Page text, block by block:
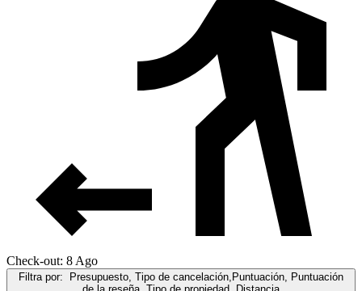
Check-out: 8 Ago
Filtra por:
Presupuesto, Tipo de cancelación,Puntuación, Puntuación